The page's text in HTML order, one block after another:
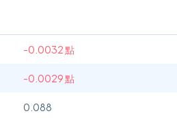
-0.0032 點
-0.0029 點
0.088